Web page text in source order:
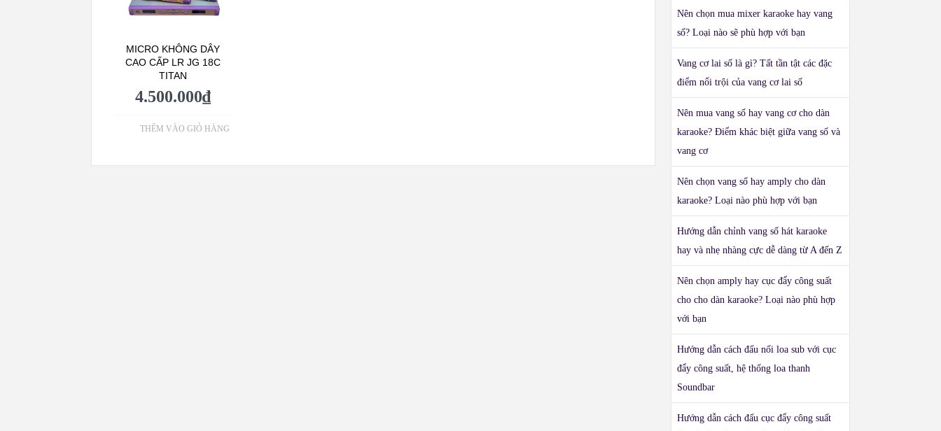
MICRO KHÔNG DÂY
CAO CẤP LR JG 18C
TITAN
4.500.000₫
THÊM VÀO GIỎ HÀNG
Nên chọn mua mixer karaoke hay vang
số? Loại nào sẽ phù hợp với bạn
Vang cơ lai số là gì? Tất tần tật các đặc
điểm nổi trội của vang cơ lai số
Nên mua vang số hay vang cơ cho dàn
karaoke? Điểm khác biệt giữa vang số và
vang cơ
Nên chọn vang số hay amply cho dàn
karaoke? Loại nào phù hợp với bạn
Hướng dẫn chỉnh vang số hát karaoke
hay và nhẹ nhàng cực dễ dàng từ A đến Z
Nên chọn amply hay cục đẩy công suất
cho cho dàn karaoke? Loại nào phù hợp
với bạn
Hướng dẫn cách đấu nối loa sub với cục
đẩy công suất, hệ thống loa thanh
Soundbar
Hướng dẫn cách đấu cục đẩy công suất